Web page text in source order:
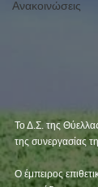
Ανακοινώσεις
Το Δ.Σ. της
της συνεργασίας
Ο έμπειρος